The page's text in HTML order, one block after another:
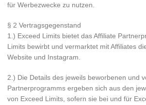
für Werbezwecke zu nutzen.
§ 2 Vertragsgegenstand
1.) Exceed Limits bietet das Affiliate
Limits bewirbt und vermarktet mit Affiliates
Website und Instagram.
2.) Die Details des jeweils beworbenen und
Partnerprogramms ergeben sich aus den
von Exceed Limits, sofern sie bei und für